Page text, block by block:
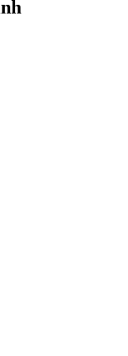
mũi họng
mắt
kỹ thuật
da và lớp
điều trị y
điều trị tai
điều trị
điều trị